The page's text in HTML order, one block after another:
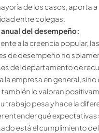
de los casos, aporta
entre colegas.
del desempeño:
a la creencia popular, las
de desempeño no
del departamento de
la empresa en general, sino
lo valoran
trabajo pesa y hace la
entender qué expectativas
está el cumplimiento de